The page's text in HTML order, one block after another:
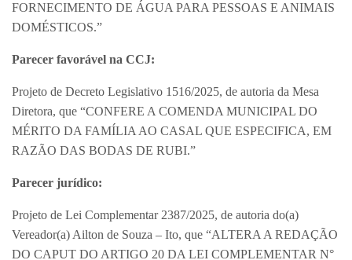
FORNECIMENTO DE ÁGUA PARA PESSOAS E ANIMAIS
DOMÉSTICOS.”
Parecer favorável na CCJ:
Projeto de Decreto Legislativo 1516/2025, de autoria da Mesa
Diretora, que “CONFERE A COMENDA MUNICIPAL DO
MÉRITO DA FAMÍLIA AO CASAL QUE ESPECIFICA, EM
RAZÃO DAS BODAS DE RUBI.”
Parecer jurídico:
Projeto de Lei Complementar 2387/2025, de autoria do(a)
Vereador(a) Ailton de Souza – Ito, que “ALTERA A REDAÇÃO
DO CAPUT DO ARTIGO 20 DA LEI COMPLEMENTAR N°